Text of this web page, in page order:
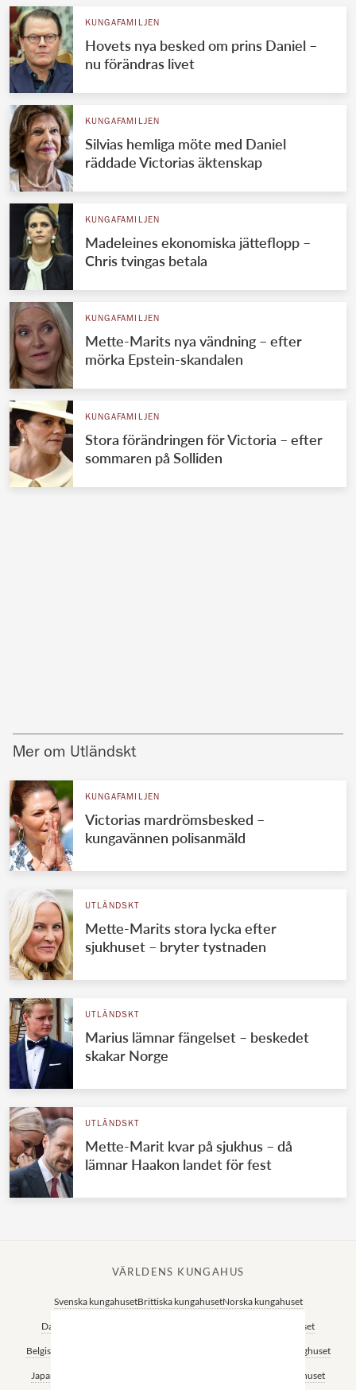
KUNGAFAMILJEN
Hovets nya besked om prins Daniel –
nu förändras livet
KUNGAFAMILJEN
Silvias hemliga möte med Daniel
räddade Victorias äktenskap
KUNGAFAMILJEN
Madeleines ekonomiska jätteflopp –
Chris tvingas betala
KUNGAFAMILJEN
Mette-Marits nya vändning – efter
mörka Epstein-skandalen
KUNGAFAMILJEN
Stora förändringen för Victoria – efter
sommaren på Solliden
Mer om Utländskt
KUNGAFAMILJEN
Victorias mardrömsbesked –
kungavännen polisanmäld
UTLÄNDSKT
Mette-Marits stora lycka efter
sjukhuset – bryter tystnaden
UTLÄNDSKT
Marius lämnar fängelset – beskedet
skakar Norge
UTLÄNDSKT
Mette-Marit kvar på sjukhus – då
lämnar Haakon landet för fest
VÄRLDENS KUNGAHUS
Svenska kungahusetBrittiska kungahusetNorska kungahuset
Danska kungahuset Nederländska kungahuset
Belgiska kungahuset Luxemburgska storhertighuset
Japanska kejsarhuset Marockanska kungahuset